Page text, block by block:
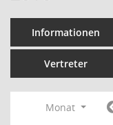
Informationen
Vertreter
Monat